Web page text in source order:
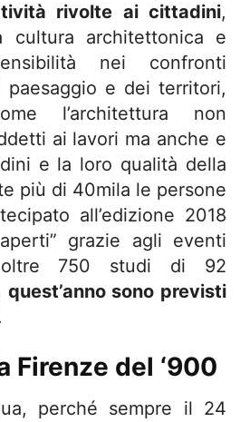
rivolte ai cittadini,
cultura architettonica e
nei confronti
paesaggio e dei territori,
l’architettura non
ai lavori ma anche e
e la loro qualità della
più di 40mila le persone
all’edizione 2018
grazie agli eventi
oltre 750 studi di 92
quest’anno sono previsti
Firenze del ‘900
perché sempre il 24